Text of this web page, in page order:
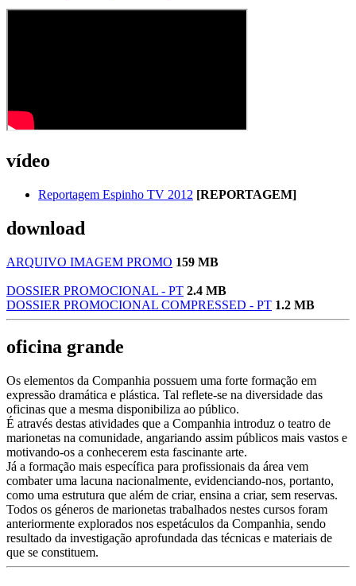
vídeo
Reportagem Espinho TV 2012 [REPORTAGEM]
download
ARQUIVO IMAGEM PROMO 159 MB
DOSSIER PROMOCIONAL - PT 2.4 MB
DOSSIER PROMOCIONAL COMPRESSED - PT 1.2 MB
oficina grande
Os elementos da Companhia possuem uma forte formação em
expressão dramática e plástica. Tal reflete-se na diversidade das
oficinas que a mesma disponibiliza ao público.
É através destas atividades que a Companhia introduz o teatro de
marionetas na comunidade, angariando assim públicos mais vastos e
motivando-os a conhecerem esta fascinante arte.
Já a formação mais específica para profissionais da área vem
combater uma lacuna nacionalmente, evidenciando-nos, portanto,
como uma estrutura que além de criar, ensina a criar, sem reservas.
Todos os géneros de marionetas trabalhados nestes cursos foram
anteriormente explorados nos espetáculos da Companhia, sendo
resultado da investigação aprofundada das técnicas e materiais de
que se constituem.